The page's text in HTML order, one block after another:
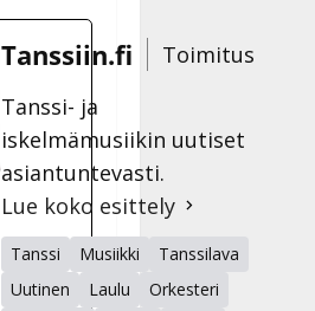
Tanssiin.fi
Toimitus
Tanssi- ja
iskelmämusiikin uutiset
asiantuntevasti.
Lue koko esittely
Tanssi Musiikki
Tanssilava
Uutinen
Laulu
Orkesteri